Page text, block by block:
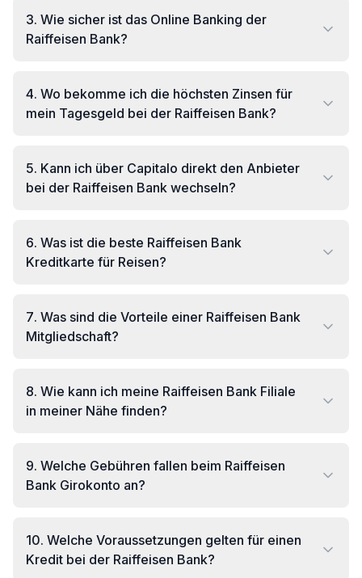
3. Wie sicher ist das Online Banking der
Raiffeisen Bank?
4. Wo bekomme ich die höchsten Zinsen für
mein Tagesgeld bei der Raiffeisen Bank?
5. Kann ich über Capitalo direkt den Anbieter
bei der Raiffeisen Bank wechseln?
6. Was ist die beste Raiffeisen Bank
Kreditkarte für Reisen?
7. Was sind die Vorteile einer Raiffeisen Bank
Mitgliedschaft?
8. Wie kann ich meine Raiffeisen Bank Filiale
in meiner Nähe finden?
9. Welche Gebühren fallen beim Raiffeisen
Bank Girokonto an?
10. Welche Voraussetzungen gelten für einen
Kredit bei der Raiffeisen Bank?